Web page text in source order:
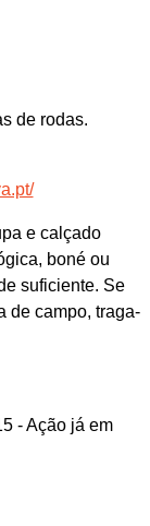
de rodas.
e calçado
boné ou
suficiente. Se
de campo, traga-
- Ação já em